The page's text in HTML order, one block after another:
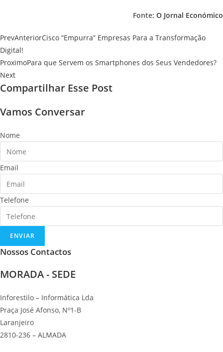
Fonte: O Jornal Económico
PrevAnteriorCisco “Empurra” Empresas Para a Transformação
Digital!
ProximoPara que Servem os Smartphones dos Seus Vendedores?
Next
Compartilhar Esse Post
Vamos Conversar
Nome
Email
Telefone
ENVIAR
Nossos Contactos
MORADA - SEDE
Inforestilo – Informática Lda
Praça José Afonso, Nº1-B
Laranjeiro
2810-236 – ALMADA